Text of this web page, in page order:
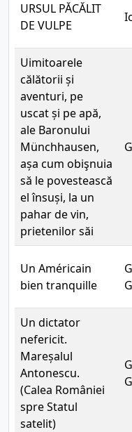
URSUL PĂCĂLIT
DE VULPE
Uimitoarele
călătorii și
aventuri, pe
uscat și pe apă,
ale Baronului
Münchhausen,
așa cum obişnuia
să le povestească
el însuși, la un
pahar de vin,
prietenilor săi
Un Américain
bien tranquille
Un dictator
nefericit.
Mareșalul
Antonescu.
(Calea României
spre Statul
satelit)